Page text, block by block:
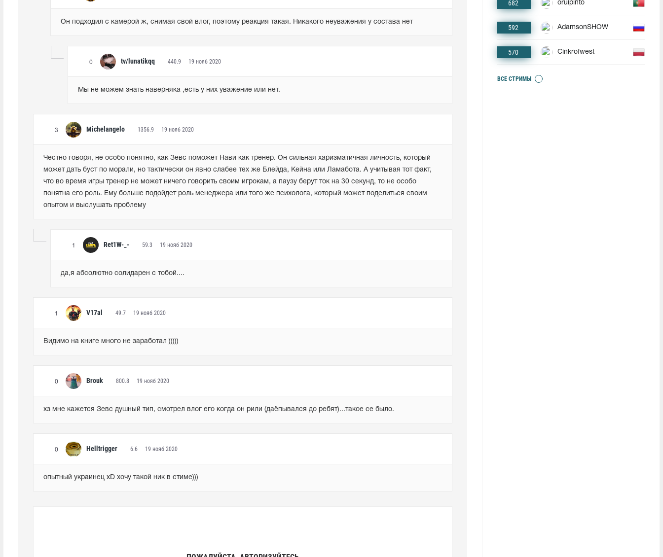
Он подходил с камерой ж, снимая свой влог, поэтому реакция такая. Никакого неуважения у состава нет
0 tv/lunatikqq 440.9 19 нояб 2020
Мы не можем знать наверняка ,есть у них уважение или нет.
3 Michelangelo 1356.9 19 нояб 2020
Честно говоря, не особо понятно, как Зевс поможет Нави как тренер. Он сильная харизматичная личность, который
может дать буст по морали, но тактически он явно слабее тех же Блейда, Кейна или Ламабота. А учитывая тот факт,
что во время игры тренер не может ничего говорить своим игрокам, а паузу берут ток на 30 секунд, то не особо
понятна его роль. Ему больше подойдет роль менеджера или того же психолога, который может поделиться своим
опытом и выслушать проблему
1 Ret1W-_- 59.3 19 нояб 2020
да,я абсолютно солидарен с тобой....
1 V17al 49.7 19 нояб 2020
Видимо на книге много не заработал )))))
0 Brouk 800.8 19 нояб 2020
хз мне кажется Зевс душный тип, смотрел влог его когда он рили (даёпывался до ребят)...такое се было.
0 Helltrigger 6.6 19 нояб 2020
опытный украинец xD хочу такой ник в стиме)))
682 oruipinto
592 AdamsonSHOW
570 Cinkrofwest
ВСЕ СТРИМЫ